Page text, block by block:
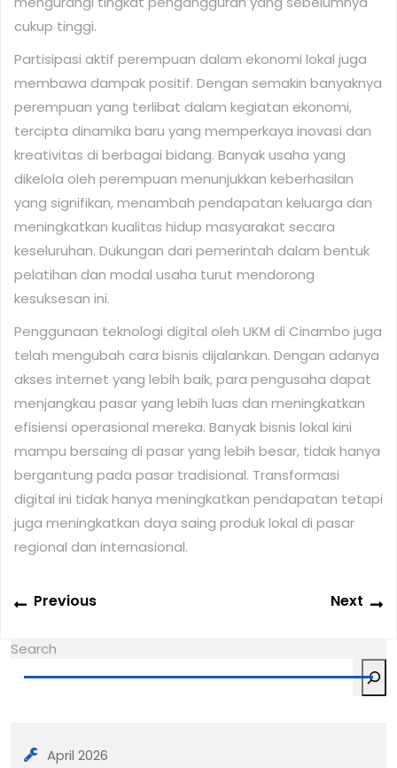
cukup tinggi.
Partisipasi aktif perempuan dalam ekonomi lokal juga
membawa dampak positif. Dengan semakin banyaknya
perempuan yang terlibat dalam kegiatan ekonomi,
tercipta dinamika baru yang memperkaya inovasi dan
kreativitas di berbagai bidang. Banyak usaha yang
dikelola oleh perempuan menunjukkan keberhasilan
yang signifikan, menambah pendapatan keluarga dan
meningkatkan kualitas hidup masyarakat secara
keseluruhan. Dukungan dari pemerintah dalam bentuk
pelatihan dan modal usaha turut mendorong
kesuksesan ini.
Penggunaan teknologi digital oleh UKM di Cinambo juga
telah mengubah cara bisnis dijalankan. Dengan adanya
akses internet yang lebih baik, para pengusaha dapat
menjangkau pasar yang lebih luas dan meningkatkan
efisiensi operasional mereka. Banyak bisnis lokal kini
mampu bersaing di pasar yang lebih besar, tidak hanya
bergantung pada pasar tradisional. Transformasi
digital ini tidak hanya meningkatkan pendapatan tetapi
juga meningkatkan daya saing produk lokal di pasar
regional dan internasional.
Post
navigation
Previous Next
Search
April 2026